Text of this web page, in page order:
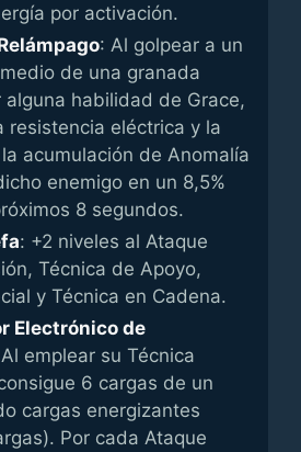
por activación.
: Al golpear a un
de una granada
alguna habilidad de Grace,
resistencia eléctrica y la
acumulación de Anomalía
enemigo en un 8,5%
8 segundos.
: +2 niveles al Ataque
Técnica de Apoyo,
y Técnica en Cadena.
Electrónico de
emplear su Técnica
6 cargas de un
cargas energizantes
Por cada Ataque